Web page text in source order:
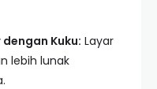
Kuku: Layar
lebih lunak